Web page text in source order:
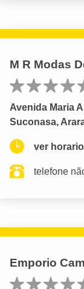
M R Modas
Avenida Maria
Suconasa,
ver
telefone
Emporio